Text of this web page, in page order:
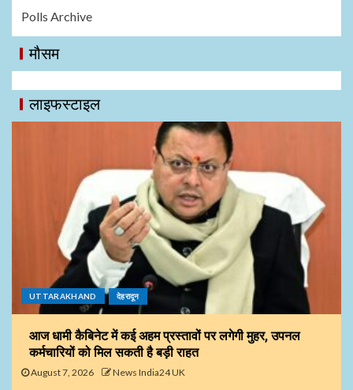
Polls Archive
मौसम
लाइफस्टाइल
UTTARAKHAND देहरादून
आज धामी कैबिनेट में कई अहम प्रस्तावों पर लगेगी मुहर, उपनल
कर्मचारियों को मिल सकती है बड़ी राहत
August 7, 2026 News India24 UK